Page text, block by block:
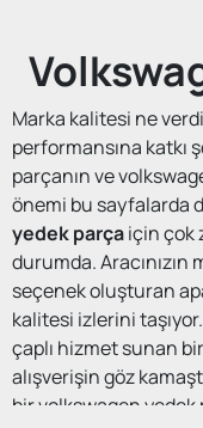
Marka kalitesi ne
performansına katkı
parçanın ve
önemi bu sayfalarda
yedek parçaiçin çok
durumda.
seçenek oluşturan
kalitesi izlerini
çaplı hizmet sunan
alışverişin göz
bir volkswagen yedek